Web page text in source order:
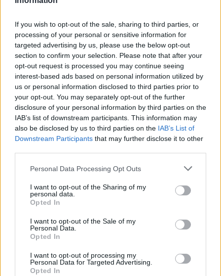
If you wish to opt-out of the sale, sharing to third parties, or
processing of your personal or sensitive information for
targeted advertising by us, please use the below opt-out
section to confirm your selection. Please note that after your
opt-out request is processed you may continue seeing
interest-based ads based on personal information utilized by
us or personal information disclosed to third parties prior to
your opt-out. You may separately opt-out of the further
disclosure of your personal information by third parties on the
IAB’s list of downstream participants. This information may
also be disclosed by us to third parties on the IAB’s List of
Downstream Participants that may further disclose it to other
Please note that this website/app uses one or more Google
not limited to your visit or usage behaviour. You may click to
grant or deny consent to Google and its third-party tags to
use your data for below specified purposes in below Google
consent section.
Personal Data Processing Opt Outs
I want to opt-out of the Sharing of my
personal data.
Opted In
I want to opt-out of the Sale of my
Personal Data.
Opted In
I want to opt-out of processing my
Personal Data for Targeted Advertising.
Opted In
ότι έριξε τον Κωνσταντίνο Μητσοτάκη και τώρα
έκανε μια ασαφή αναφορά στα όσα λέγονται «για
το 1821» κλπ. Το 1993 θα είναι ένας μοχλός
πίεσης του Σαμαρά και θα κληθεί να δώσει
απαντήσεις.
Οι βουλευτές
Όσο για τους τρεις βουλευτές της ΝΔ που
Αθανασίου θα βγαίνει βουλευτής με τη ΝΔ στο
νομό Λέσβου όσες φορές θα θέλει. Ο Γιώργος
Καρασμάνης εκλέγεται στην Πέλλα, μια δύσκολη
«δυσαρεστημένος που βγήκε από την
κυβέρνηση». Ο Θεόφιλος Λεονταρίτης, 72
χρόνων, εξελέγη βουλευτής Σερρών το 2023,
με 8.867 ψήφους (ο Κ.Καραμανλης πήρε 24.651,